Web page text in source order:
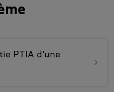
PTIA d'une